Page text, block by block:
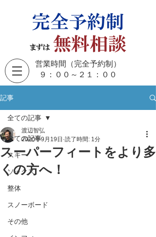
営業時間（完全予約制）
​９：００～２１：００
記事
全ての記事
スキー
ソックス
整体
スノーボード
その他
全ての記事
スーパーフィートをより多
くの方へ！
渡辺智弘
2020年9月19日 読了時間: 1分